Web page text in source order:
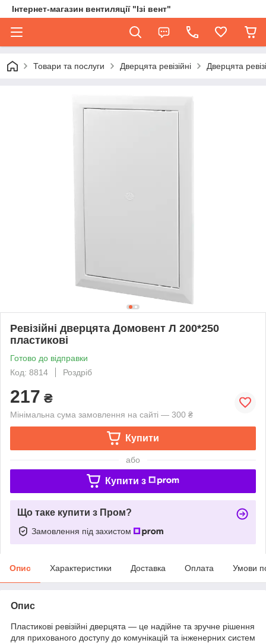
Інтернет-магазин вентиляції "Ізі вент"
Товари та послуги Дверцята ревізійні Дверцята
Ревізійні дверцята Домовент Л 200*250
пластикові
Готово до відправки
Код: 8814
Роздріб
217 ₴
Мінімальна сума замовлення на сайті — 300 ₴
Купити
або
Купити з
Що таке купити з Пром?
Замовлення під захистом
Опис Характеристики Доставка Оплата Умови
Опис
Пластикові ревізійні дверцята — це надійне та зручне рішення
для прихованого доступу до комунікацій та інженерних систем